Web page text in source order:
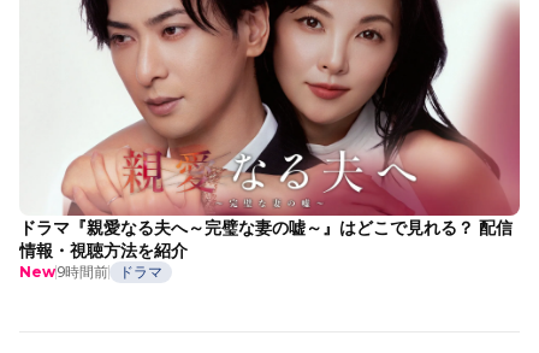
ドラマ『親愛なる夫へ～完璧な妻の嘘～』はどこで見れる？ 配信
情報・視聴方法を紹介
New9時間前 ドラマ